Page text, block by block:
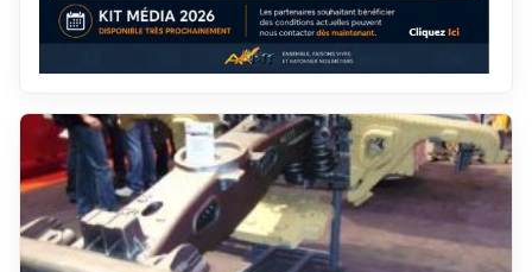
juin 2019
mars 2019
février 2019
janvier 2019
décembre 2018
juillet 2011
juin 2011
avril 2011
mars 2011
février 2011
janvier 2011